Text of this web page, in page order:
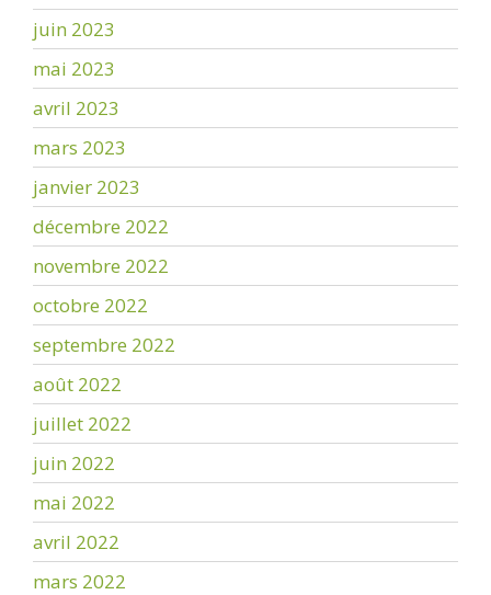
juin 2023
mai 2023
avril 2023
mars 2023
janvier 2023
décembre 2022
novembre 2022
octobre 2022
septembre 2022
août 2022
juillet 2022
juin 2022
mai 2022
avril 2022
mars 2022